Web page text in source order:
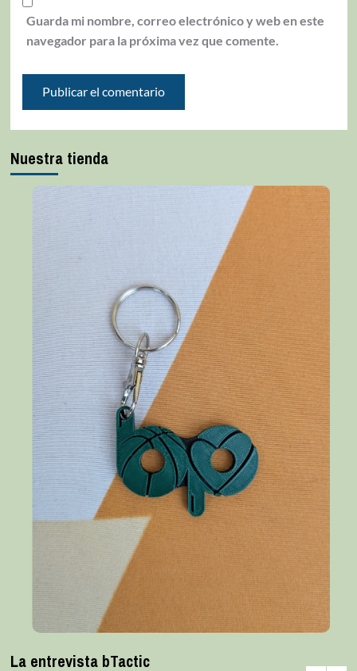
Guarda mi nombre, correo electrónico y web en este
navegador para la próxima vez que comente.
Nuestra tienda
La entrevista bTactic